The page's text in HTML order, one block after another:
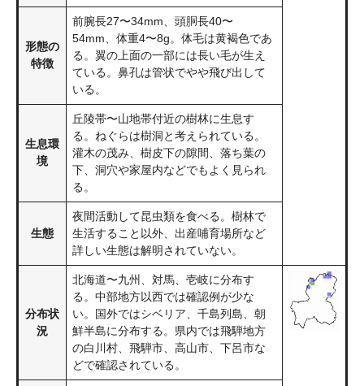
形態の
特徴
前腕長27〜34mm、頭胴長40〜
54mm、体重4〜8g。体毛は黄褐色であ
る。翼の上面の一部には長い毛が生え
ている。鼻孔は管状でやや飛び出して
いる。
生息環
境
丘陵帯〜山地帯付近の樹林に生息す
る。ねぐらは樹洞と考えられている。
灌木の茂み、樹皮下の隙間、落ち葉の
下、洞穴や家屋内などでもよく見られ
る。
生態
夜間活動して昆虫類を食べる。樹林で
生活すること以外、出産哺育場所など
詳しい生態は解明されていない。
分布状
況
北海道〜九州、対馬、壱岐に分布す
る。中部地方以西では確認例が少な
い。国外ではシベリア、千島列島、朝
鮮半島に分布する。県内では飛騨地方
の白川村、飛騨市、高山市、下呂市な
どで確認されている。